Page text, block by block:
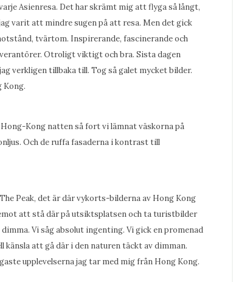
Asienresa. Det har skrämt mig att flyga så långt,
varit att mindre sugen på att resa. Men det gick
tvärtom. Inspirerande, fascinerande och
Otroligt viktigt och bra. Sista dagen
verkligen tillbaka till. Tog så galet mycket bilder.
Kong.
Kong natten så fort vi lämnat väskorna på
Och de ruffa fasaderna i kontrast till
Peak, det är där vykorts-bilderna av Hong Kong
att stå där på utsiktsplatsen och ta turistbilder
Vi såg absolut ingenting. Vi gick en promenad
känsla att gå där i den naturen täckt av dimman.
upplevelserna jag tar med mig från Hong Kong.